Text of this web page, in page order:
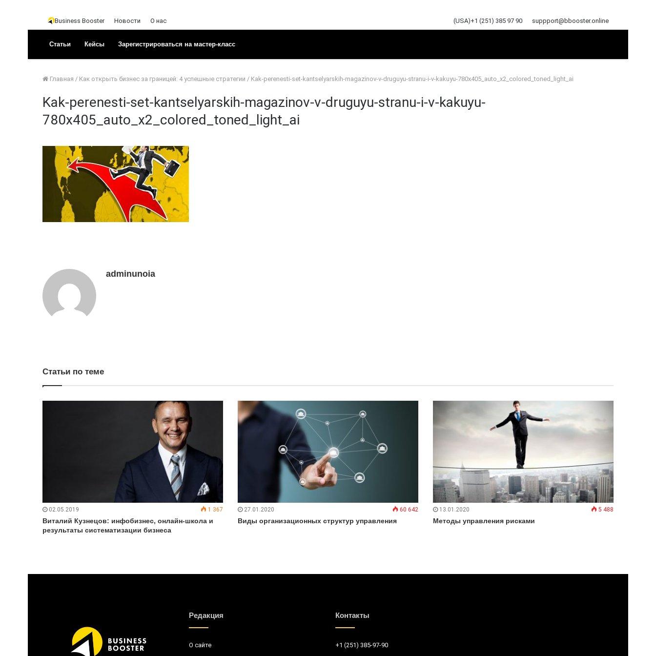
Business Booster Новости О нас (USA)+1 (251) 385 97 90 suppport@bbooster.online
Статьи Кейсы Зарегистрироваться на мастер-класс
Главная / Как открыть бизнес за границей: 4 успешные стратегии / Kak-perenesti-set-kantselyarskih-magazinov-v-druguyu-stranu-i-v-kakuyu-780x405_auto_x2_colored_toned_light_ai
Kak-perenesti-set-kantselyarskih-magazinov-v-druguyu-stranu-i-v-kakuyu-
780x405_auto_x2_colored_toned_light_ai
adminunoia
Статьи по теме
02.05.2019 1 367
Виталий Кузнецов: инфобизнес, онлайн-школа и
результаты систематизации бизнеса
27.01.2020 60 642
Виды организационных структур управления
13.01.2020 5 488
Методы управления рисками
Редакция
О сайте
Контакты
+1 (251) 385-97-90